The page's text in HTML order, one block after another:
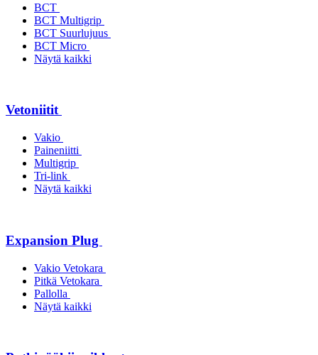
BCT
BCT Multigrip
BCT Suurlujuus
BCT Micro
Näytä kaikki
Vetoniitit
Vakio
Paineniitti
Multigrip
Tri-link
Näytä kaikki
Expansion Plug
Vakio Vetokara
Pitkä Vetokara
Pallolla
Näytä kaikki